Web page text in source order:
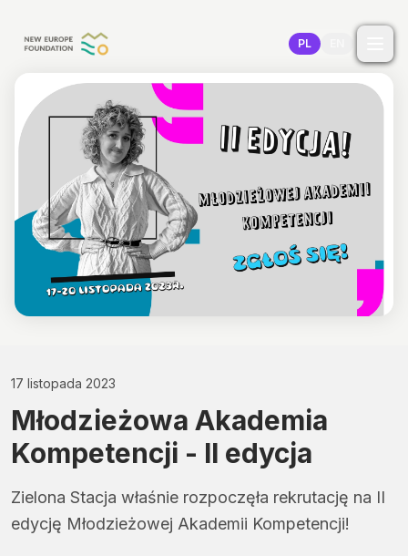
PL
17 listopada 2023
Młodzieżowa Akademia
Kompetencji - II edycja
Zielona Stacja właśnie rozpoczęła rekrutację na II
edycję Młodzieżowej Akademii Kompetencji!